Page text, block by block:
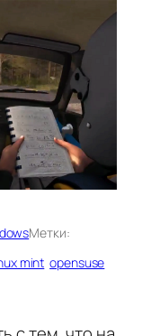
Метки:
mint opensuse